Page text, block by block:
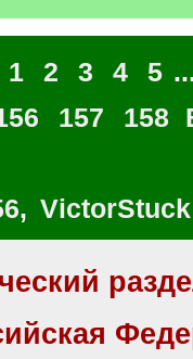
1 2 3 4 5
157 158
, VictorStuck